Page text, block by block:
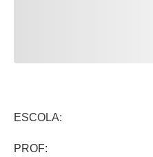
PROF: